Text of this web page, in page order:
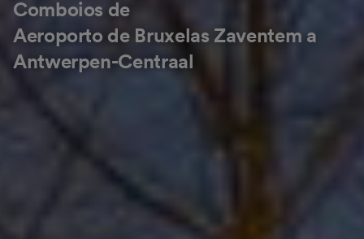
Comboios de
Aeroporto de Bruxelas Zaventem a
Antwerpen-Centraal